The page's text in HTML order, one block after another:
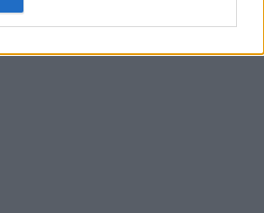
momento ritornando su questo sito o
informativa sulla riservatezza.